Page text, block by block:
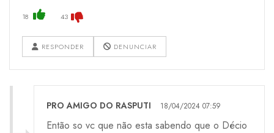
18 43
RESPONDER DENUNCIAR
PRO AMIGO DO RASPUTI 18/04/2024 07:59
Então so vc que não esta sabendo que o Décio